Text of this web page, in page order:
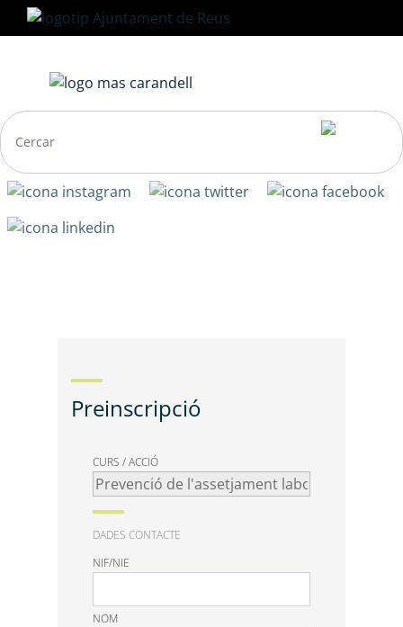
al
Preinscripció
CURS / ACCIÓ
DADES CONTACTE
NIF/NIE
NOM